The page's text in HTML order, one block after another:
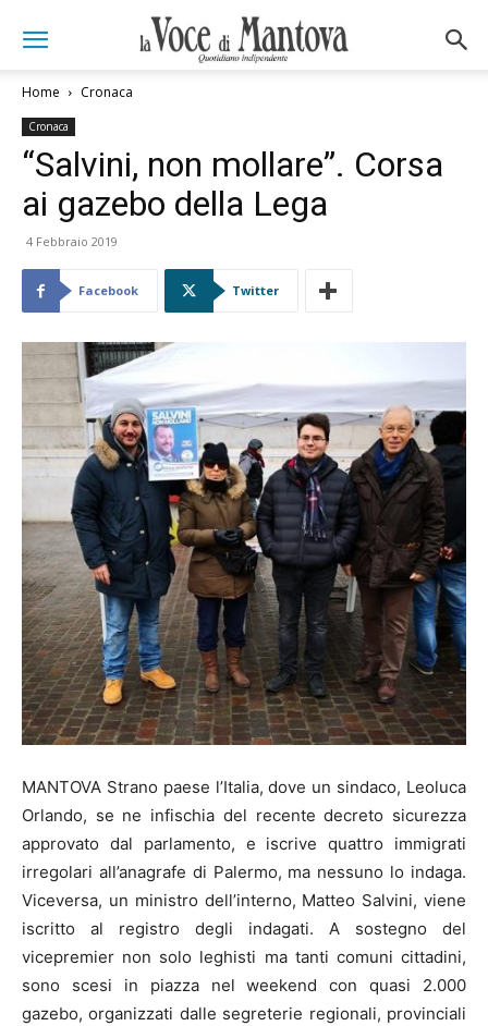
Home Cronaca
Cronaca
“Salvini, non mollare”. Corsa
ai gazebo della Lega
4 Febbraio 2019
Facebook Twitter
MANTOVA Strano paese l’Italia, dove un sindaco, Leoluca
Orlando, se ne infischia del recente decreto sicurezza
approvato dal parlamento, e iscrive quattro immigrati
irregolari all’anagrafe di Palermo, ma nessuno lo indaga.
Viceversa, un ministro dell’interno, Matteo Salvini, viene
iscritto al registro degli indagati. A sostegno del
vicepremier non solo leghisti ma tanti comuni cittadini,
sono scesi in piazza nel weekend con quasi 2.000
gazebo, organizzati dalle segreterie regionali, provinciali